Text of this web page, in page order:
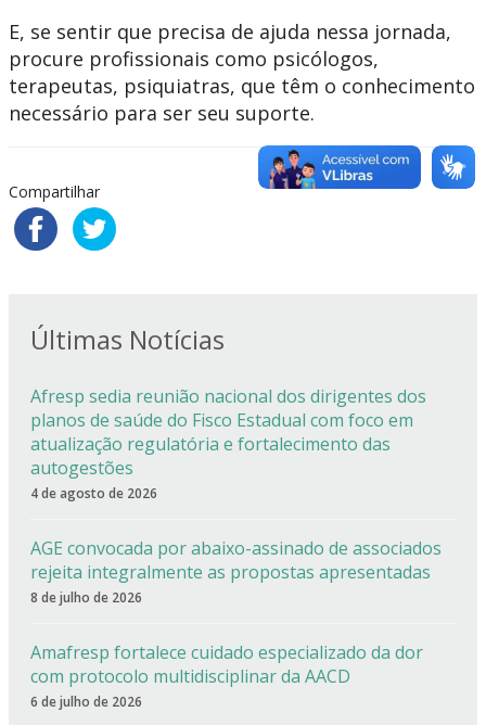
E, se sentir que precisa de ajuda nessa jornada,
procure profissionais como psicólogos,
terapeutas, psiquiatras, que têm o conhecimento
necessário para ser seu suporte.
Compartilhar
Últimas Notícias
Afresp sedia reunião nacional dos dirigentes dos
planos de saúde do Fisco Estadual com foco em
atualização regulatória e fortalecimento das
autogestões
4 de agosto de 2026
AGE convocada por abaixo-assinado de associados
rejeita integralmente as propostas apresentadas
8 de julho de 2026
Amafresp fortalece cuidado especializado da dor
com protocolo multidisciplinar da AACD
6 de julho de 2026